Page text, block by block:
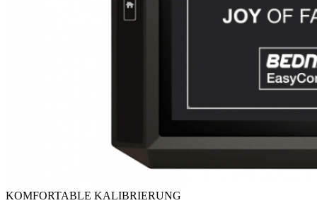
KOMFORTABLE KALIBRIERUNG